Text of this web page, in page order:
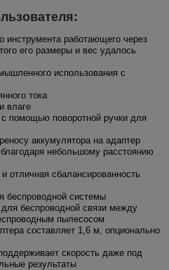
инструмента работающего через
его размеры и вес удалось
использования с
тока
влаге
с помощью поворотной ручки для
аккумулятора на адаптер
небольшому расстоянию
отличная сбалансированность
беспроводной системы
для беспроводной связи между
пылесосом
составляет 1,6 м, опционально
скорость даже под
результаты